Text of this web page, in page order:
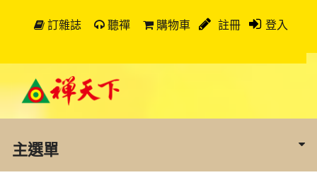
訂雜誌 聽禪 購物車 註冊 登入
主選單